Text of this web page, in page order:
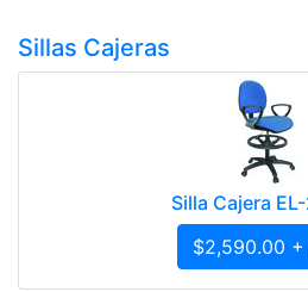
Sillas Cajeras
Silla Cajera
$2,590.00 +